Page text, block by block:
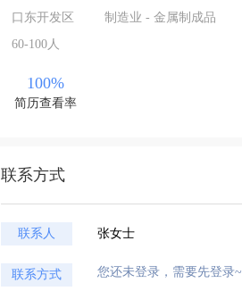
口东开发区
制造业 - 金属制成品
60-100人
100%
简历查看率
联系方式
联系人 张女士
联系方式 您还未登录，需要先登录~